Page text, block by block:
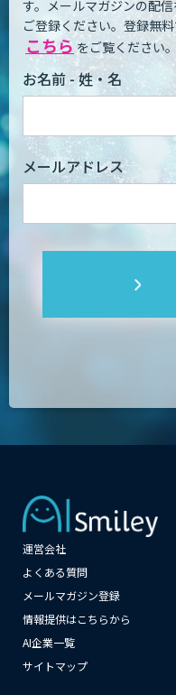
す。 メールマガジンの配
ご登録ください。登録無料
こちら をご覧ください。
お名前 - 姓・名
メールアドレス
運営会社
よくある質問
メールマガジン登録
情報提供はこちらから
AI企業一覧
サイトマップ